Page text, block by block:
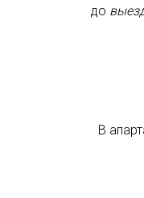
до
В